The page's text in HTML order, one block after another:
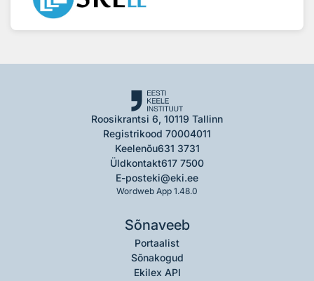
Roosikrantsi 6, 10119 Tallinn
Registrikood 70004011
Keelenõu631 3731
Üldkontakt617 7500
E-posteki@eki.ee
Wordweb App 1.48.0
Sõnaveeb
Portaalist
Sõnakogud
Ekilex API